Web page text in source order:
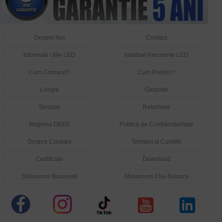
Despre Noi Contact
Informatii Utile LED Intrebari Frecvente LED
Cum Comand? Cum Platesc?
Livrare Garantie
Sesizari Returnare
Regimul DEEE Politica de Confidentialitate
Despre Cookies Termeni si Conditii
Certificate Download
Showroom Bucuresti Showroom Cluj-Napoca